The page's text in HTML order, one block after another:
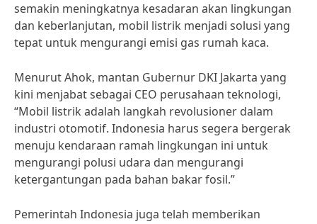
semakin meningkatnya kesadaran akan lingkungan
dan keberlanjutan, mobil listrik menjadi solusi yang
tepat untuk mengurangi emisi gas rumah kaca.
Menurut Ahok, mantan Gubernur DKI Jakarta yang
kini menjabat sebagai CEO perusahaan teknologi,
“Mobil listrik adalah langkah revolusioner dalam
industri otomotif. Indonesia harus segera bergerak
menuju kendaraan ramah lingkungan ini untuk
mengurangi polusi udara dan mengurangi
ketergantungan pada bahan bakar fosil.”
Pemerintah Indonesia juga telah memberikan